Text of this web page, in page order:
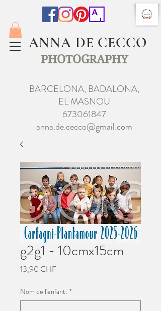
ANNA DE CECCO
PHOTOGRAPHY
BARCELONA, BADALONA,
EL MASNOU
673061847
anna.de.cecco@gmail.com
g2g1 - 10cmx15cm
13,90 CHFPrecio
Nom de l'enfant: *